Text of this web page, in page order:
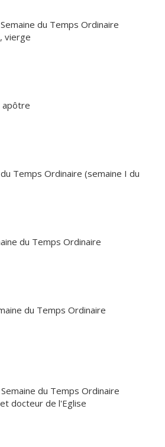
du Temps Ordinaire
vierge
apôtre
Temps Ordinaire (semaine I du
du Temps Ordinaire
du Temps Ordinaire
du Temps Ordinaire
docteur de l'Eglise